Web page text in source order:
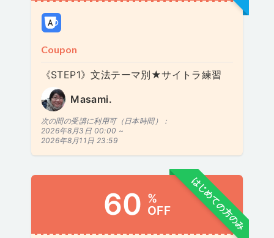
Coupon
《STEP1》文法テーマ別★サイトラ練習
Masami.
次の間の受講に利用可（日本時間）：
2026年8月3日 00:00 ~
2026年8月11日 23:59
はじめての方のみ
60 %
OFF